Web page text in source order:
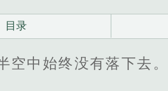
目录
空中始终没有落下去。